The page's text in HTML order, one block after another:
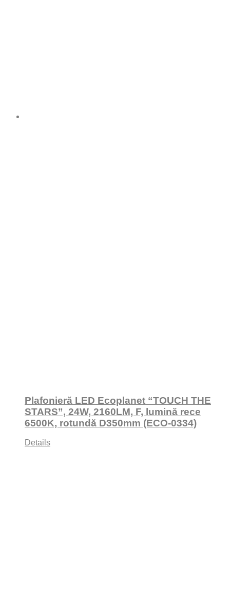
Plafonieră LED Ecoplanet “TOUCH THE
STARS”, 24W, 2160LM, F, lumină rece
6500K, rotundă D350mm (ECO-0334)
Details